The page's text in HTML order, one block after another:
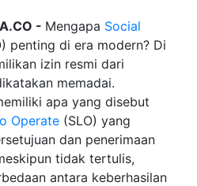
- Mengapa Social
penting di era modern? Di
izin resmi dari
memadai.
apa yang disebut
Operate (SLO) yang
dan penerimaan
tidak tertulis,
antara keberhasilan